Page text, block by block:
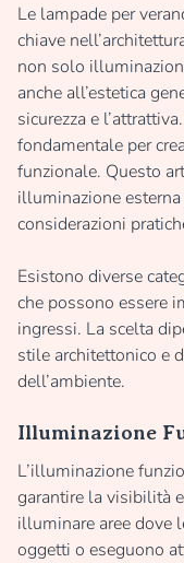
Le lampade per
chiave
non solo
anche all’estetica
sicurezza e
fondamentale per
funzionale. Questo
illuminazione
considerazioni
Esistono diverse
che possono essere
ingressi. La scelta
stile architettonico e
dell’ambiente.
Illuminazione
L’illuminazione
garantire la visibilità
illuminare aree dove
oggetti o eseguono